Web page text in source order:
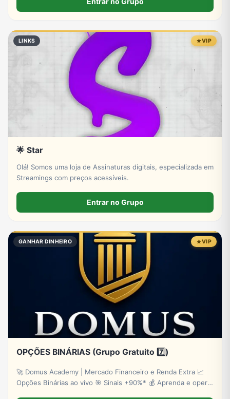
mode=wwt
LINKS VIP
🌟 Star
Olá! Somos uma loja de Assinaturas digitais, especializada em
Streamings com preços acessíveis.
Entrar no Grupo
GANHAR DINHEIRO VIP
OPÇÕES BINÁRIAS (Grupo Gratuito 7️⃣)
🚀 Domus Academy | Mercado Financeiro e Renda Extra 📈
Opções Binárias ao vivo 🎯 Sinais +90%* 💰 Aprenda e opere